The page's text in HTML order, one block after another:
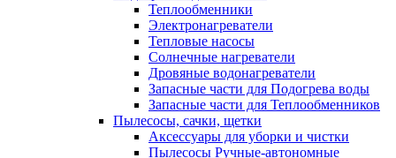
Теплообменники
Электронагреватели
Тепловые насосы
Солнечные нагреватели
Дровяные водонагреватели
Запасные части для Подогрева воды
Запасные части для Теплообменников
Пылесосы, сачки, щетки
Аксессуары для уборки и чистки
Пылесосы Ручные-автономные